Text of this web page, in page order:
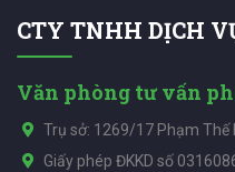
CTY TNHH DỊCH
Văn phòng tư vấn
Trụ sở: 1269/17 Phạm Thế
Giấy phép ĐKKD số